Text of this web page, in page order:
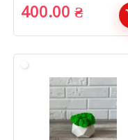
400.00₴